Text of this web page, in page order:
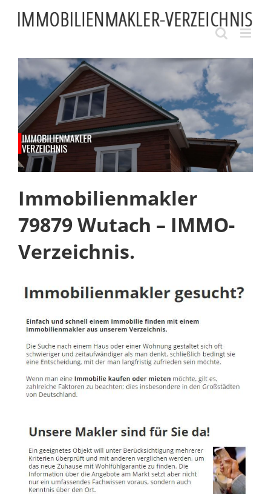
content
Immobilienmakler
79879 Wutach – IMMO-
Verzeichnis.